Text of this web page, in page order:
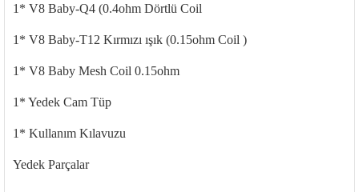
1* V8 Baby-Q4 (0.4ohm Dörtlü Coil
1* V8 Baby-T12 Kırmızı ışık (0.15ohm Coil )
1* V8 Baby Mesh Coil 0.15ohm
1* Yedek Cam Tüp
1* Kullanım Kılavuzu
Yedek Parçalar